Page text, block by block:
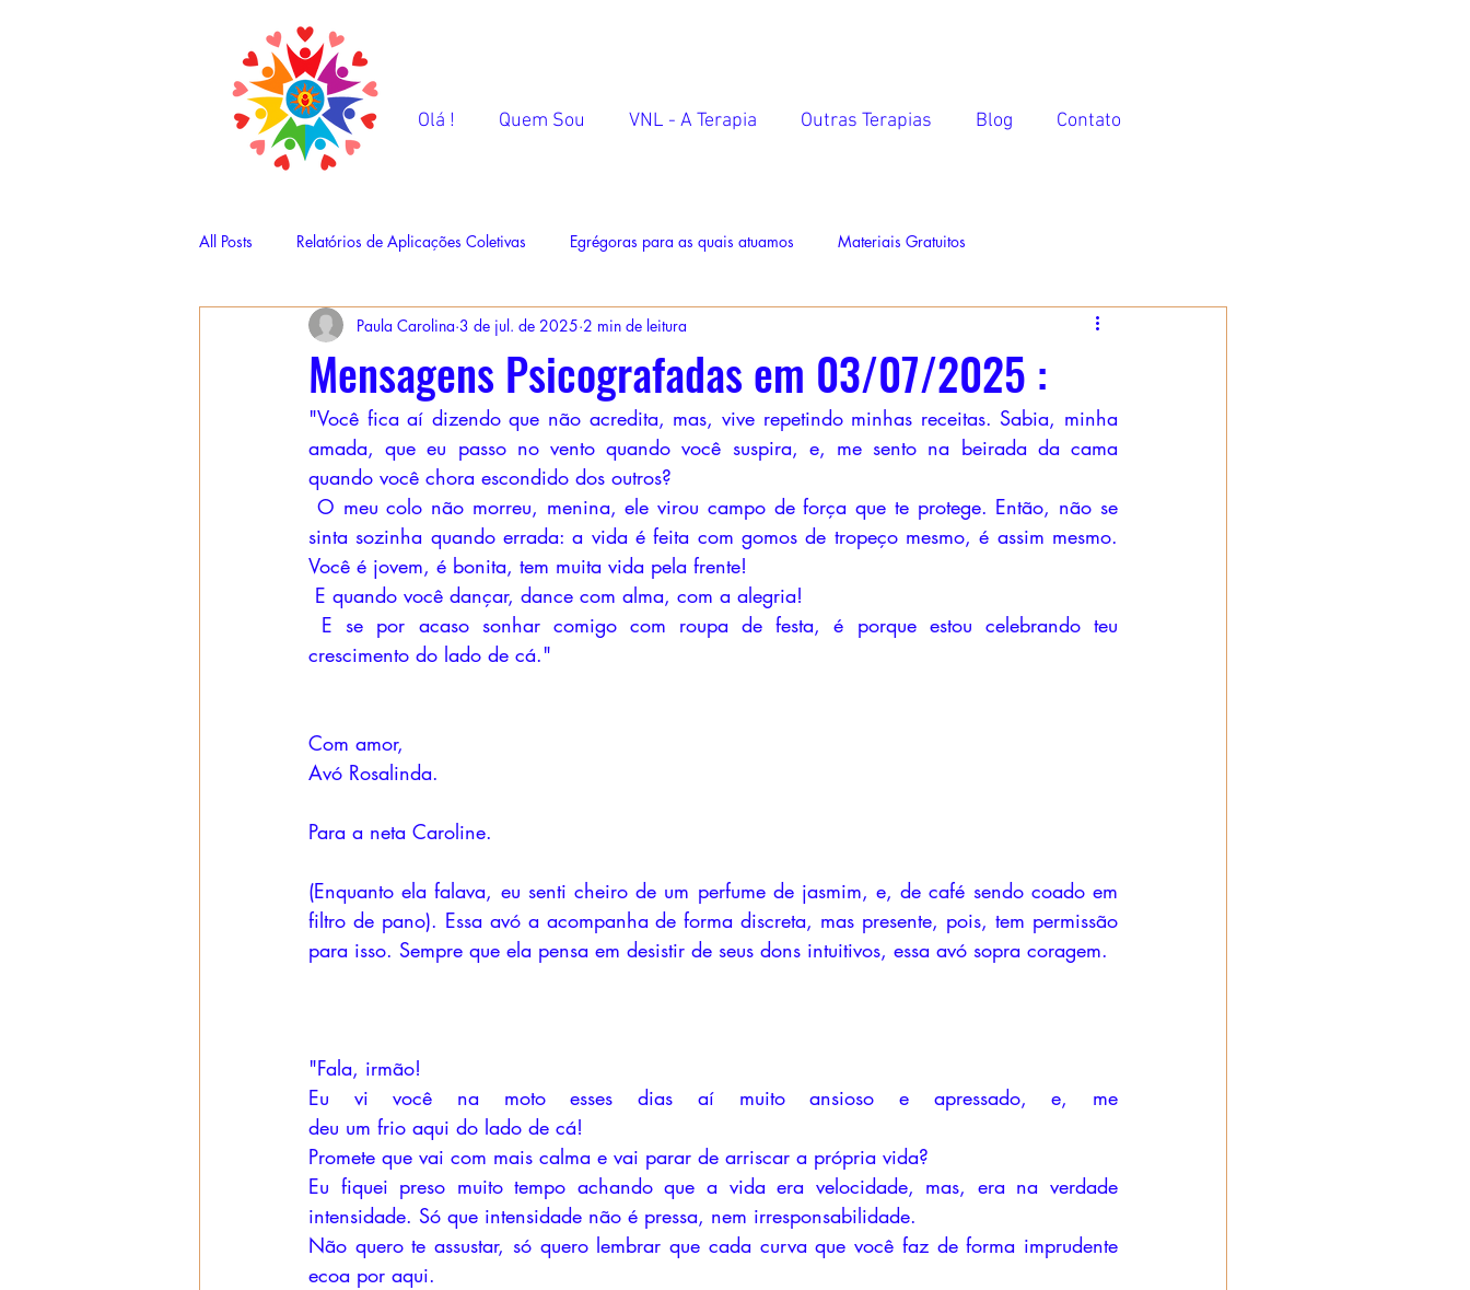
Olá ! Quem Sou VNL - A Terapia Outras Terapias Blog Contato
All Posts Relatórios de Aplicações Coletivas Egrégoras para as quais atuamos Materiais Gratuitos
Mensagens Psicografadas em 03/07/2025 :
Paula Carolina 3 de jul. de 2025 2 min de leitura
"Você fica aí dizendo que não acredita, mas, vive repetindo minhas receitas. Sabia, minha
amada, que eu passo no vento quando você suspira, e, me sento na beirada da cama
quando você chora escondido dos outros?
O meu colo não morreu, menina, ele virou campo de força que te protege. Então, não se
sinta sozinha quando errada: a vida é feita com gomos de tropeço mesmo, é assim mesmo.
Você é jovem, é bonita, tem muita vida pela frente!
E quando você dançar, dance com alma, com a alegria!
E se por acaso sonhar comigo com roupa de festa, é porque estou celebrando teu
crescimento do lado de cá."
Com amor,
Avó Rosalinda.
Para a neta Caroline.
(Enquanto ela falava, eu senti cheiro de um perfume de jasmim, e, de café sendo coado em
filtro de pano). Essa avó a acompanha de forma discreta, mas presente, pois, tem permissão
para isso. Sempre que ela pensa em desistir de seus dons intuitivos, essa avó sopra coragem.
"Fala, irmão!
Eu vi você na moto esses dias aí muito ansioso e apressado, e, me
deu um frio aqui do lado de cá!
Promete que vai com mais calma e vai parar de arriscar a própria vida?
Eu fiquei preso muito tempo achando que a vida era velocidade, mas, era na verdade
intensidade. Só que intensidade não é pressa, nem irresponsabilidade.
Não quero te assustar, só quero lembrar que cada curva que você faz de forma imprudente
ecoa por aqui.